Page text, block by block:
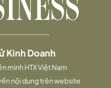
Kinh Doanh
minh HTX Việt Nam
nội dung trên website